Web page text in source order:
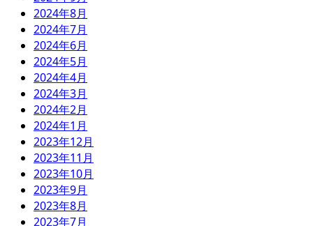
2024年8月
2024年7月
2024年6月
2024年5月
2024年4月
2024年3月
2024年2月
2024年1月
2023年12月
2023年11月
2023年10月
2023年9月
2023年8月
2023年7月